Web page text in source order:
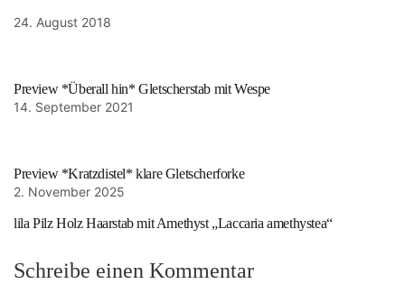
24. August 2018
Preview *Überall hin* Gletscherstab mit Wespe
14. September 2021
Preview *Kratzdistel* klare Gletscherforke
2. November 2025
lila Pilz Holz Haarstab mit Amethyst „Laccaria amethystea“
Schreibe einen Kommentar